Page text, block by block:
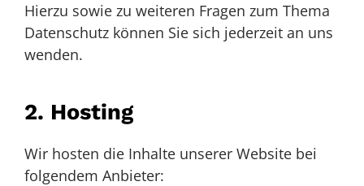
Hierzu sowie zu weiteren Fragen zum Thema
Datenschutz können Sie sich jederzeit an uns
wenden.
2. Hosting
Wir hosten die Inhalte unserer Website bei
folgendem Anbieter: